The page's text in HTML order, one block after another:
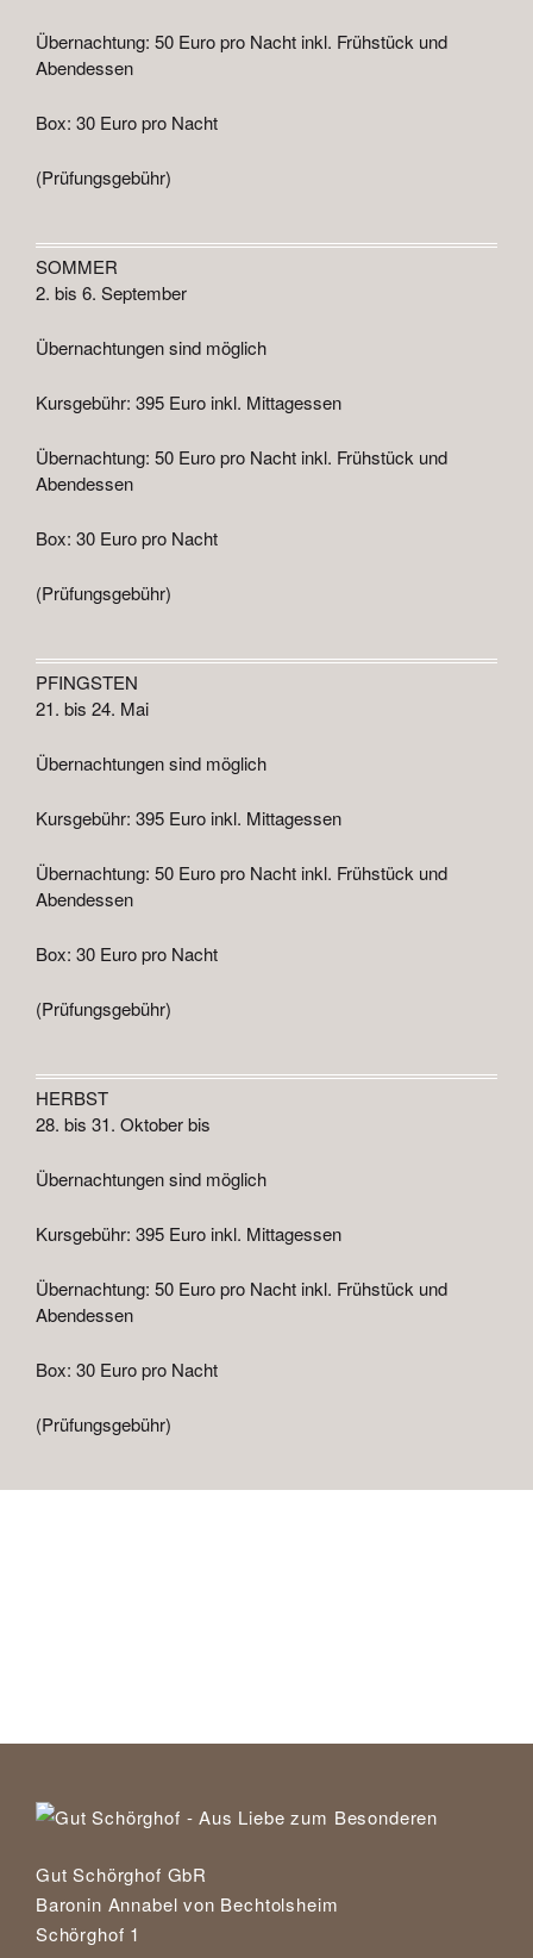
Übernachtung: 50 Euro pro Nacht inkl. Frühstück und
Abendessen
Box: 30 Euro pro Nacht
(Prüfungsgebühr)
SOMMER
2. bis 6. September
Übernachtungen sind möglich
Kursgebühr: 395 Euro inkl. Mittagessen
Übernachtung: 50 Euro pro Nacht inkl. Frühstück und
Abendessen
Box: 30 Euro pro Nacht
(Prüfungsgebühr)
PFINGSTEN
21. bis 24. Mai
Übernachtungen sind möglich
Kursgebühr: 395 Euro inkl. Mittagessen
Übernachtung: 50 Euro pro Nacht inkl. Frühstück und
Abendessen
Box: 30 Euro pro Nacht
(Prüfungsgebühr)
HERBST
28. bis 31. Oktober bis
Übernachtungen sind möglich
Kursgebühr: 395 Euro inkl. Mittagessen
Übernachtung: 50 Euro pro Nacht inkl. Frühstück und
Abendessen
Box: 30 Euro pro Nacht
(Prüfungsgebühr)
Gut Schörghof GbR
Baronin Annabel von Bechtolsheim
Schörghof 1